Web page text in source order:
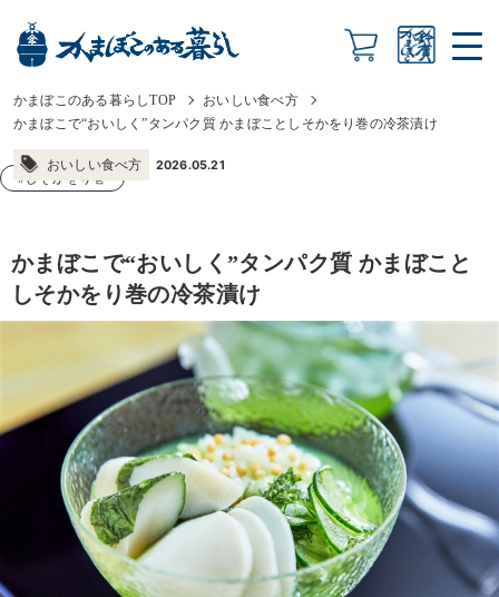
かまぼこのある暮らしTOP
おいしい食べ方
かまぼこで“おいしく”タンパク質 かまぼことしそかをり巻の冷茶漬け
おいしい食べ方 2026.05.21
#しそかをり巻
かまぼこで“おいしく”タンパク質 かまぼこと
しそかをり巻の冷茶漬け